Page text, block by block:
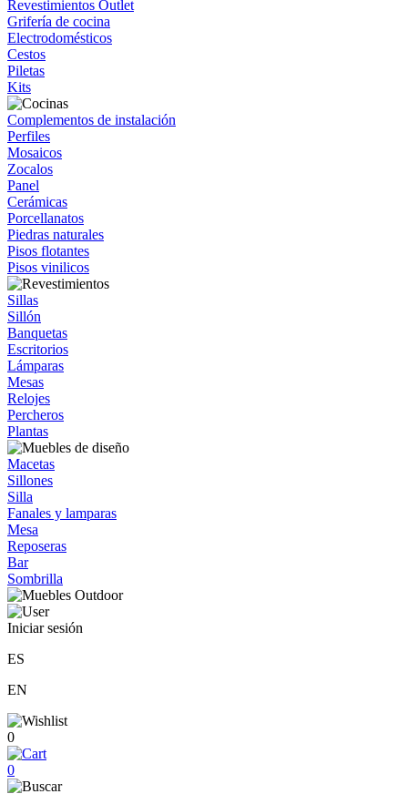
Revestimientos Outlet
Grifería de cocina
Electrodomésticos
Cestos
Piletas
Kits
Complementos de instalación
Perfiles
Mosaicos
Zocalos
Panel
Cerámicas
Porcellanatos
Piedras naturales
Pisos flotantes
Pisos vinilicos
Sillas
Sillón
Banquetas
Escritorios
Lámparas
Mesas
Relojes
Percheros
Plantas
Macetas
Sillones
Silla
Fanales y lamparas
Mesa
Reposeras
Bar
Sombrilla
Iniciar sesión
ES
EN
0
0